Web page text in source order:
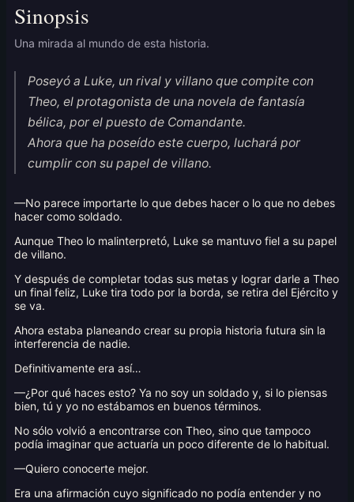
Sinopsis
Una mirada al mundo de esta historia.
Poseyó a Luke, un rival y villano que compite con
Theo, el protagonista de una novela de fantasía
bélica, por el puesto de Comandante.
Ahora que ha poseído este cuerpo, luchará por
cumplir con su papel de villano.
—No parece importarte lo que debes hacer o lo que no debes
hacer como soldado.
Aunque Theo lo malinterpretó, Luke se mantuvo fiel a su papel
de villano.
Y después de completar todas sus metas y lograr darle a Theo
un final feliz, Luke tira todo por la borda, se retira del Ejército y
se va.
Ahora estaba planeando crear su propia historia futura sin la
interferencia de nadie.
Definitivamente era así…
—¿Por qué haces esto? Ya no soy un soldado y, si lo piensas
bien, tú y yo no estábamos en buenos términos.
No sólo volvió a encontrarse con Theo, sino que tampoco
podía imaginar que actuaría un poco diferente de lo habitual.
—Quiero conocerte mejor.
Era una afirmación cuyo significado no podía entender y no